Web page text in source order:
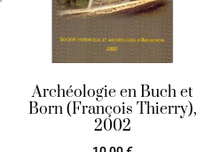
Archéologie en Buch et
Born (François Thierry),
2002